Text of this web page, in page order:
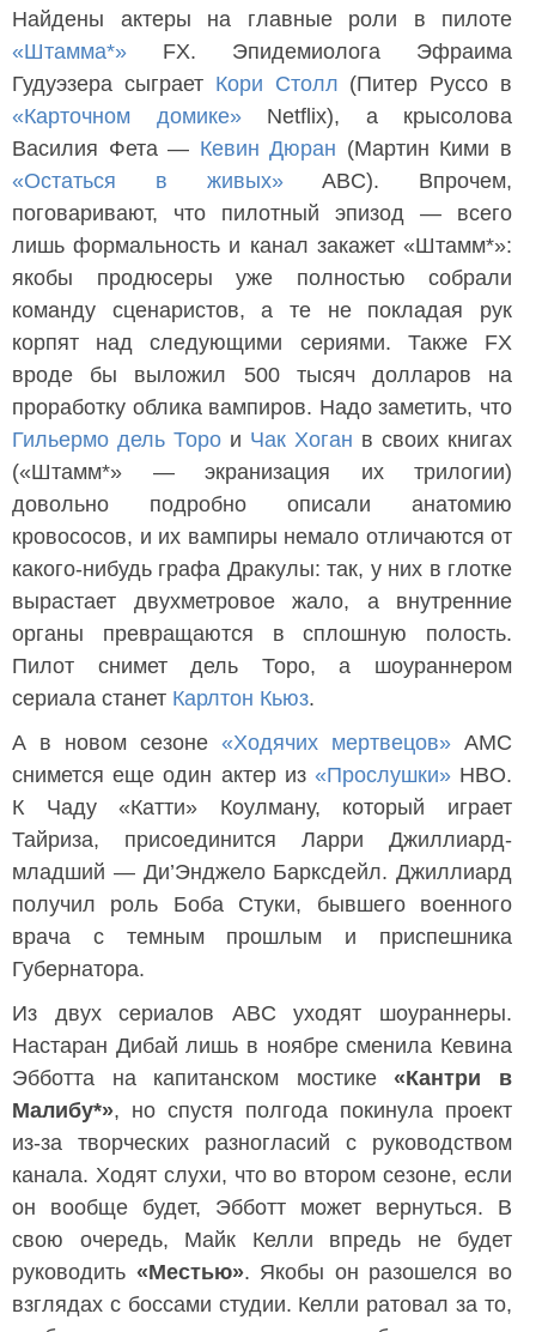
Найдены актеры на главные роли в пилоте
«Штамма*» FX. Эпидемиолога Эфраима
Гудуэзера сыграет Кори Столл (Питер Руссо в
«Карточном домике»Netflix), а крысолова
Василия Фета — Кевин Дюран (Мартин Кими в
«Остаться в живых»ABC). Впрочем,
поговаривают, что пилотный эпизод — всего
лишь формальность и канал закажет «Штамм*»:
якобы продюсеры уже полностью собрали
команду сценаристов, а те не покладая рук
корпят над следующими сериями. Также FX
вроде бы выложил 500 тысяч долларов на
проработку облика вампиров. Надо заметить, что
Гильермо дель Торо и Чак Хоган в своих книгах
(«Штамм*» — экранизация их трилогии)
довольно подробно описали анатомию
кровососов, и их вампиры немало отличаются от
какого-нибудь графа Дракулы: так, у них в глотке
вырастает двухметровое жало, а внутренние
органы превращаются в сплошную полость.
Пилот снимет дель Торо, а шоураннером
сериала станет Карлтон Кьюз.
А в новом сезоне «Ходячих мертвецов» AMC
снимется еще один актер из «Прослушки»HBO.
К Чаду «Катти» Коулману, который играет
Тайриза, присоединится Ларри Джиллиард-
младший — Ди’Энджело Барксдейл. Джиллиард
получил роль Боба Стуки, бывшего военного
врача с темным прошлым и приспешника
Губернатора.
Из двух сериалов ABC уходят шоураннеры.
Настаран Дибай лишь в ноябре сменила Кевина
Эбботта на капитанском мостике«Кантри в
Малибу*», но спустя полгода покинула проект
из-за творческих разногласий с руководством
канала. Ходят слухи, что во втором сезоне, если
он вообще будет, Эбботт может вернуться. В
свою очередь, Майк Келли впредь не будет
руководить «Местью». Якобы он разошелся во
взглядах с боссами студии. Келли ратовал за то,